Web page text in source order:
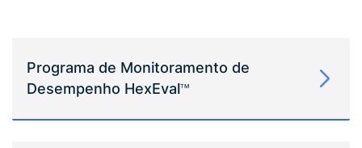
Programa de Monitoramento de
Desempenho HexEvalTM